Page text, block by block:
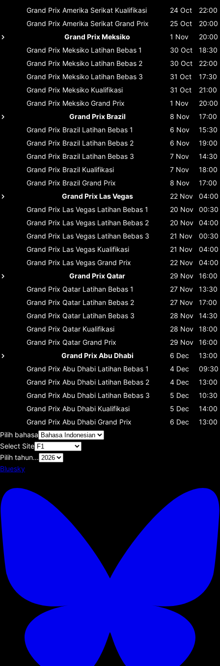
Grand Prix Amerika Serikat Kualifikasi 24 Oct
22:00
Grand Prix Amerika Serikat Grand Prix 25 Oct
20:00
Grand Prix Meksiko
1 Nov
20:00
Grand Prix Meksiko Latihan Bebas 1 30 Oct
18:30
Grand Prix Meksiko Latihan Bebas 2 30 Oct
22:00
Grand Prix Meksiko Latihan Bebas 3 31 Oct
17:30
Grand Prix Meksiko Kualifikasi 31 Oct
21:00
Grand Prix Meksiko Grand Prix 1 Nov
20:00
Grand Prix Brazil
8 Nov
17:00
Grand Prix Brazil Latihan Bebas 1 6 Nov
15:30
Grand Prix Brazil Latihan Bebas 2 6 Nov
19:00
Grand Prix Brazil Latihan Bebas 3 7 Nov
14:30
Grand Prix Brazil Kualifikasi 7 Nov
18:00
Grand Prix Brazil Grand Prix 8 Nov
17:00
Grand Prix Las Vegas
22 Nov
04:00
Grand Prix Las Vegas Latihan Bebas 1 20 Nov
00:30
Grand Prix Las Vegas Latihan Bebas 2 20 Nov
04:00
Grand Prix Las Vegas Latihan Bebas 3 21 Nov
00:30
Grand Prix Las Vegas Kualifikasi 21 Nov
04:00
Grand Prix Las Vegas Grand Prix 22 Nov
04:00
Grand Prix Qatar
29 Nov
16:00
Grand Prix Qatar Latihan Bebas 1 27 Nov
13:30
Grand Prix Qatar Latihan Bebas 2 27 Nov
17:00
Grand Prix Qatar Latihan Bebas 3 28 Nov
14:30
Grand Prix Qatar Kualifikasi 28 Nov
18:00
Grand Prix Qatar Grand Prix 29 Nov
16:00
Grand Prix Abu Dhabi
6 Dec
13:00
Grand Prix Abu Dhabi Latihan Bebas 1 4 Dec
09:30
Grand Prix Abu Dhabi Latihan Bebas 2 4 Dec
13:00
Grand Prix Abu Dhabi Latihan Bebas 3 5 Dec
10:30
Grand Prix Abu Dhabi Kualifikasi 5 Dec
14:00
Grand Prix Abu Dhabi Grand Prix 6 Dec
13:00
Pilih bahasa
Select Site
Pilih tahun...
Bluesky